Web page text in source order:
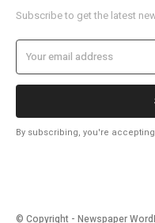
Subscribe to get the latest
By subscribing, you're
© Copyright - Newspaper